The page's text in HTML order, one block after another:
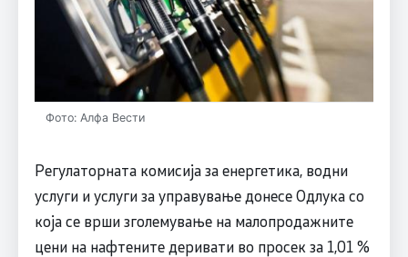
Фото: Алфа Вести
Регулаторната комисија за енергетика, водни
услуги и услуги за управување донесе Одлука со
која се врши зголемување на малопродажните
цени на нафтените деривати во просек за 1,01 %